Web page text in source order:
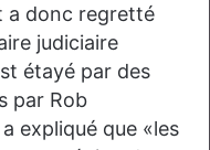
a donc regretté
judiciaire
étayé par des
par Rob
expliqué que «les